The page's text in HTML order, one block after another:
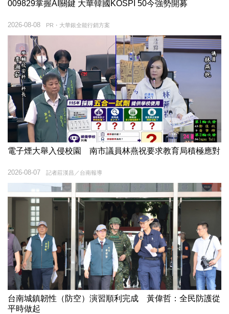
009829掌握AI關鍵 大華韓國KOSPI 50今強勢開募
PR・大華銀全能行銷方案
2026-08-08
電子煙大舉入侵校園 南市議員林燕祝要求教育局積極應對
記者莊漢昌／台南報導
2026-08-07
台南城鎮韌性（防空）演習順利完成 黃偉哲：全民防護從
平時做起